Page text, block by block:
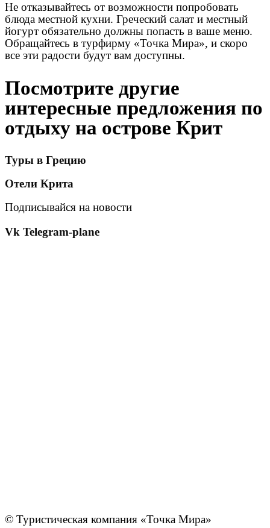
Не отказывайтесь от возможности попробовать
блюда местной кухни. Греческий салат и местный
йогурт обязательно должны попасть в ваше меню.
Обращайтесь в турфирму «Точка Мира», и скоро
все эти радости будут вам доступны.
Посмотрите другие
интересные предложения по
отдыху на острове Крит
Туры в Грецию
Отели Крита
Подписывайся на новости
Vk Telegram-plane
© Туристическая компания «Точка Мира»